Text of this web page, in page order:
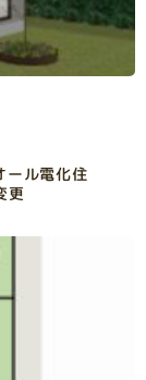
ル電化住